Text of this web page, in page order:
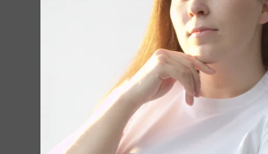
Полина
Чикаташ